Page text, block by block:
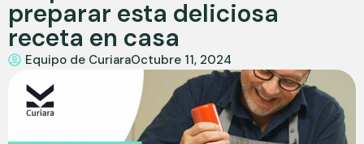
preparar esta deliciosa
receta en casa
Equipo de CuriaraOctubre 11, 2024